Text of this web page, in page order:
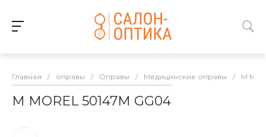
Главная / оправы / Оправы / Медицинские оправы / M
M MOREL 50147M GG04